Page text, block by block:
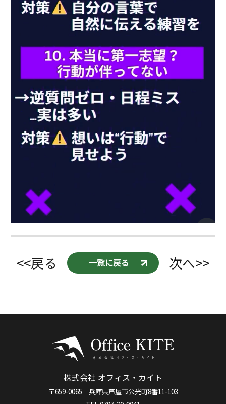
<<戻る 一覧に戻る 次へ>>
株式会社 オフィス・カイト
〒659-0065 兵庫県芦屋市公光町8番11-103